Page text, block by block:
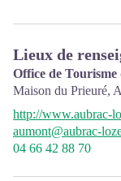
Lieux de
Office de
Maison du Prieuré,
http://www.aubrac-
aumont@aubrac-
04 66 42 88 70